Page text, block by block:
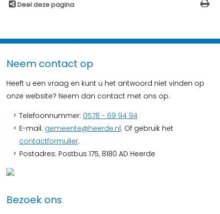
Deel deze pagina
Neem contact op
Heeft u een vraag en kunt u het antwoord niet vinden op
onze website? Neem dan contact met ons op.
Telefoonnummer: 0578 - 69 94 94
E-mail: gemeente@heerde.nl. Of gebruik het
contactformulier.
Postadres: Postbus 175, 8180 AD Heerde
Bezoek ons